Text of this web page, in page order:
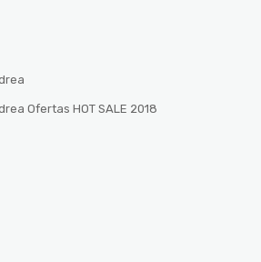
Ofertas HOT SALE 2018